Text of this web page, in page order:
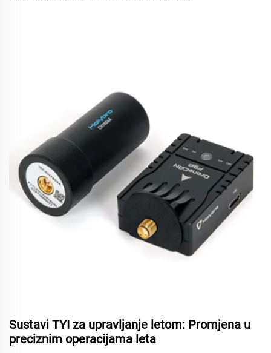
Sustavi TYI za upravljanje letom: Promjena u
preciznim operacijama leta